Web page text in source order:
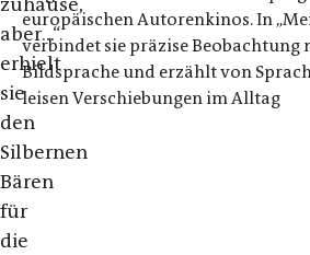
aber…“
erhielt
sie
den
Silbernen
Bären
für
die
europäischen Autorenkinos. In
verbindet sie präzise Beobachtung
Bildsprache und erzählt von
leisen Verschiebungen im Alltag